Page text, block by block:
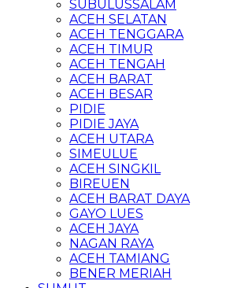
SUBULUSSALAM
ACEH SELATAN
ACEH TENGGARA
ACEH TIMUR
ACEH TENGAH
ACEH BARAT
ACEH BESAR
PIDIE
PIDIE JAYA
ACEH UTARA
SIMEULUE
ACEH SINGKIL
BIREUEN
ACEH BARAT DAYA
GAYO LUES
ACEH JAYA
NAGAN RAYA
ACEH TAMIANG
BENER MERIAH